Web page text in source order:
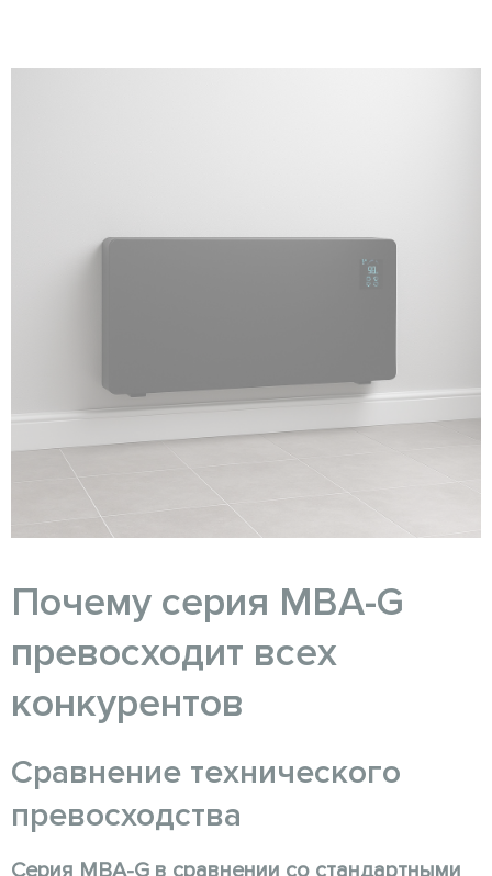
Почему серия MBA-G
превосходит всех
конкурентов
Сравнение технического
превосходства
Серия MBA-G в сравнении со стандартными